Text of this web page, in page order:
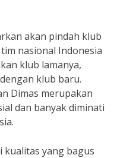
akan pindah klub
nasional Indonesia
klub lamanya,
klub baru.
Dimas merupakan
dan banyak diminati
kualitas yang bagus